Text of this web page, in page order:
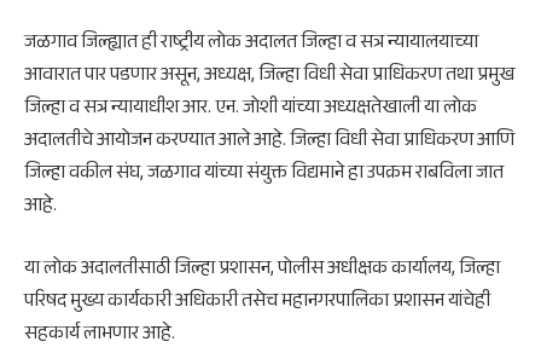
जळगाव जिल्ह्यात ही राष्ट्रीय लोक अदालत जिल्हा व सत्र न्यायालयाच्या
आवारात पार पडणार असून, अध्यक्ष, जिल्हा विधी सेवा प्राधिकरण तथा प्रमुख
जिल्हा व सत्र न्यायाधीश आर. एन. जोशी यांच्या अध्यक्षतेखाली या लोक
अदालतीचे आयोजन करण्यात आले आहे. जिल्हा विधी सेवा प्राधिकरण आणि
जिल्हा वकील संघ, जळगाव यांच्या संयुक्त विद्यमाने हा उपक्रम राबविला जात
आहे.
या लोक अदालतीसाठी जिल्हा प्रशासन, पोलीस अधीक्षक कार्यालय, जिल्हा
परिषद मुख्य कार्यकारी अधिकारी तसेच महानगरपालिका प्रशासन यांचेही
सहकार्य लाभणार आहे.